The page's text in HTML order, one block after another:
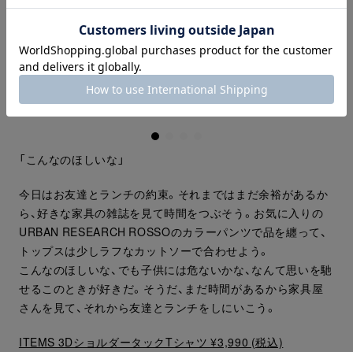
「こんなのほしいな」
今日はお友達とランチの約束。それまではまだ余裕があるか
ら、好きな家具の雑誌を見て時間をつぶそう。お気に入りの
URBAN RESEARCH ROSSOのカラーパンツで品を纏って、
トップスは少しラフなカットソーで合わせよう。
こんなのほしいな、でも子供には危ないかな、なんて思いを馳
せるこのときが好きだ。そうだ、まだ時間があるから家具屋
さんを見て、それから友達とランチをしにいこう。
ITEMS 3DショルダータックTシャツ ¥3,990 (税込)